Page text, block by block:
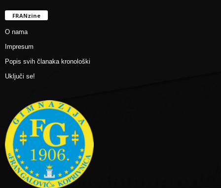
FRANzine
O nama
Impresum
Popis svih članaka kronološki
Uključi se!